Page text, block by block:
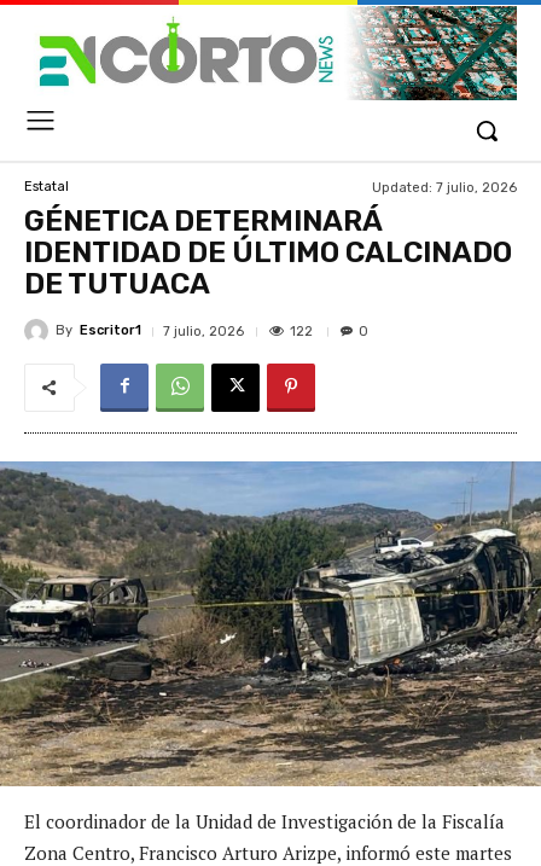
Estatal Updated: 7 julio, 2026
GÉNETICA DETERMINARÁ
IDENTIDAD DE ÚLTIMO CALCINADO
DE TUTUACA
By Escritor1 7 julio, 2026 122 0
El coordinador de la Unidad de Investigación de la Fiscalía
Zona Centro, Francisco Arturo Arizpe, informó este martes